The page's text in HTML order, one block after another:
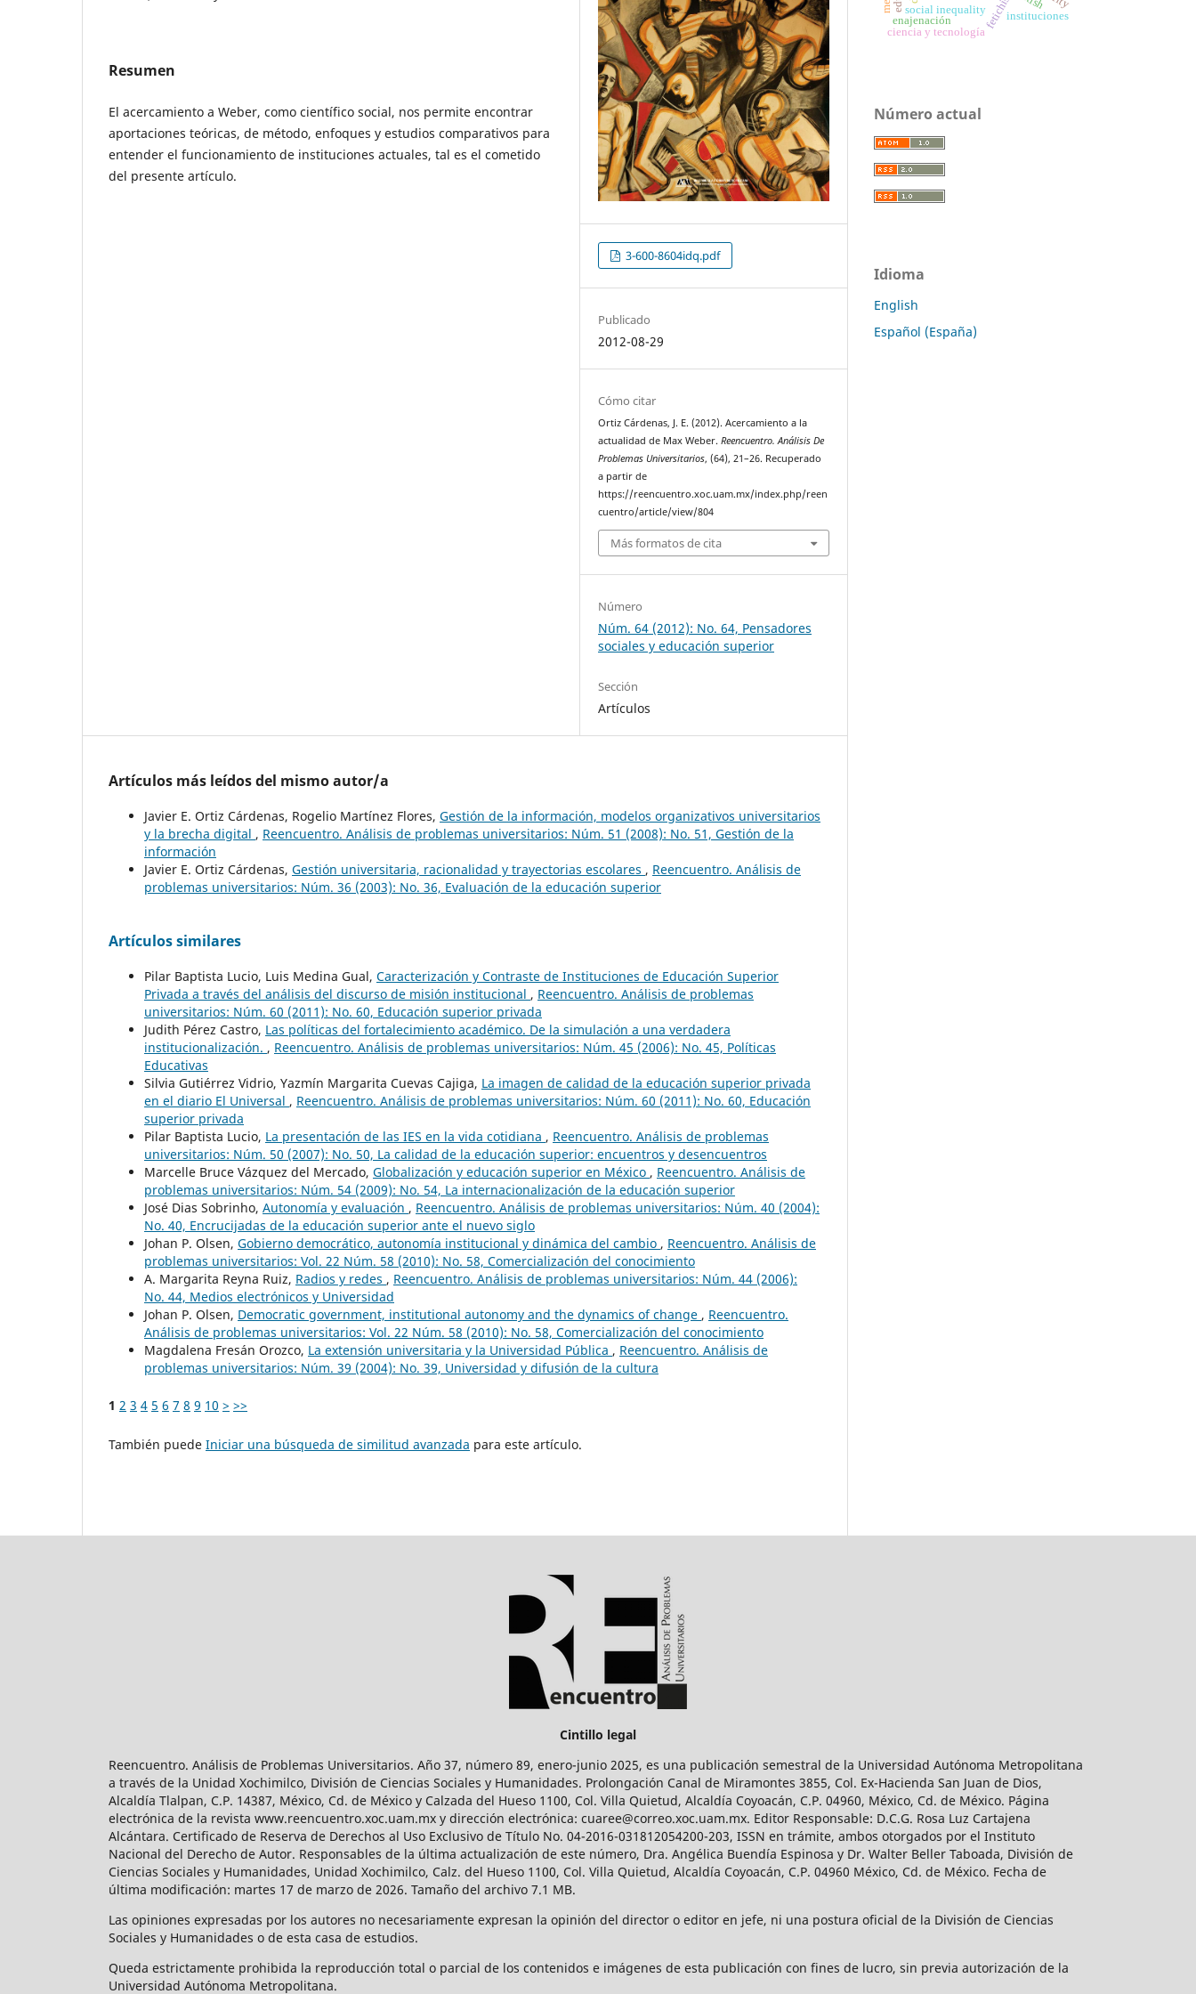
Resumen
El acercamiento a Weber, como científico social, nos permite encontrar
aportaciones teóricas, de método, enfoques y estudios comparativos para
entender el funcionamiento de instituciones actuales, tal es el cometido
del presente artículo.
3-600-8604idq.pdf
Publicado
2012-08-29
Cómo citar
Ortiz Cárdenas, J. E. (2012). Acercamiento a la
actualidad de Max Weber.Reencuentro. Análisis De
Problemas Universitarios, (64), 21–26. Recuperado
a partir de
https://reencuentro.xoc.uam.mx/index.php/reen
cuentro/article/view/804
Más formatos de cita
Número
Núm. 64 (2012): No. 64, Pensadores
sociales y educación superior
Sección
Artículos
Artículos más leídos del mismo autor/a
Javier E. Ortiz Cárdenas, Rogelio Martínez Flores, Gestión de la información, modelos organizativos universitarios
y la brecha digital , Reencuentro. Análisis de problemas universitarios: Núm. 51 (2008): No. 51, Gestión de la
información
Javier E. Ortiz Cárdenas, Gestión universitaria, racionalidad y trayectorias escolares , Reencuentro. Análisis de
problemas universitarios: Núm. 36 (2003): No. 36, Evaluación de la educación superior
Artículos similares
Pilar Baptista Lucio, Luis Medina Gual, Caracterización y Contraste de Instituciones de Educación Superior
Privada a través del análisis del discurso de misión institucional , Reencuentro. Análisis de problemas
universitarios: Núm. 60 (2011): No. 60, Educación superior privada
Judith Pérez Castro, Las políticas del fortalecimiento académico. De la simulación a una verdadera
institucionalización. , Reencuentro. Análisis de problemas universitarios: Núm. 45 (2006): No. 45, Políticas
Educativas
Silvia Gutiérrez Vidrio, Yazmín Margarita Cuevas Cajiga, La imagen de calidad de la educación superior privada
en el diario El Universal , Reencuentro. Análisis de problemas universitarios: Núm. 60 (2011): No. 60, Educación
superior privada
Pilar Baptista Lucio, La presentación de las IES en la vida cotidiana , Reencuentro. Análisis de problemas
universitarios: Núm. 50 (2007): No. 50, La calidad de la educación superior: encuentros y desencuentros
Marcelle Bruce Vázquez del Mercado, Globalización y educación superior en México , Reencuentro. Análisis de
problemas universitarios: Núm. 54 (2009): No. 54, La internacionalización de la educación superior
José Dias Sobrinho, Autonomía y evaluación , Reencuentro. Análisis de problemas universitarios: Núm. 40 (2004):
No. 40, Encrucijadas de la educación superior ante el nuevo siglo
Johan P. Olsen, Gobierno democrático, autonomía institucional y dinámica del cambio , Reencuentro. Análisis de
problemas universitarios: Vol. 22 Núm. 58 (2010): No. 58, Comercialización del conocimiento
A. Margarita Reyna Ruiz, Radios y redes , Reencuentro. Análisis de problemas universitarios: Núm. 44 (2006):
No. 44, Medios electrónicos y Universidad
Johan P. Olsen, Democratic government, institutional autonomy and the dynamics of change , Reencuentro.
Análisis de problemas universitarios: Vol. 22 Núm. 58 (2010): No. 58, Comercialización del conocimiento
Magdalena Fresán Orozco, La extensión universitaria y la Universidad Pública , Reencuentro. Análisis de
problemas universitarios: Núm. 39 (2004): No. 39, Universidad y difusión de la cultura
1 2 3 4 5 6 7 8 9 10 > >>
También puede Iniciar una búsqueda de similitud avanzada para este artículo.
social inequality
instituciones
enajenación
ciencia y tecnología
Número actual
Idioma
English
Español (España)
Cintillo legal
Reencuentro. Análisis de Problemas Universitarios. Año 37, número 89, enero-junio 2025, es una publicación semestral de la Universidad Autónoma Metropolitana
a través de la Unidad Xochimilco, División de Ciencias Sociales y Humanidades. Prolongación Canal de Miramontes 3855, Col. Ex-Hacienda San Juan de Dios,
Alcaldía Tlalpan, C.P. 14387, México, Cd. de México y Calzada del Hueso 1100, Col. Villa Quietud, Alcaldía Coyoacán, C.P. 04960, México, Cd. de México. Página
electrónica de la revista www.reencuentro.xoc.uam.mx y dirección electrónica: cuaree@correo.xoc.uam.mx. Editor Responsable: D.C.G. Rosa Luz Cartajena
Alcántara. Certificado de Reserva de Derechos al Uso Exclusivo de Título No. 04-2016-031812054200-203, ISSN en trámite, ambos otorgados por el Instituto
Nacional del Derecho de Autor. Responsables de la última actualización de este número, Dra. Angélica Buendía Espinosa y Dr. Walter Beller Taboada, División de
Ciencias Sociales y Humanidades, Unidad Xochimilco, Calz. del Hueso 1100, Col. Villa Quietud, Alcaldía Coyoacán, C.P. 04960 México, Cd. de México. Fecha de
última modificación: martes 17 de marzo de 2026. Tamaño del archivo 7.1 MB.
Las opiniones expresadas por los autores no necesariamente expresan la opinión del director o editor en jefe, ni una postura oficial de la División de Ciencias
Sociales y Humanidades o de esta casa de estudios.
Queda estrictamente prohibida la reproducción total o parcial de los contenidos e imágenes de esta publicación con fines de lucro, sin previa autorización de la
Universidad Autónoma Metropolitana.